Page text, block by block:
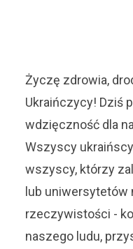
Życzę zdrowia,
Ukraińczycy! Dziś
wdzięczność dla
Wszyscy
wszyscy, którzy
lub uniwersytetów
rzeczywistości -
naszego ludu,